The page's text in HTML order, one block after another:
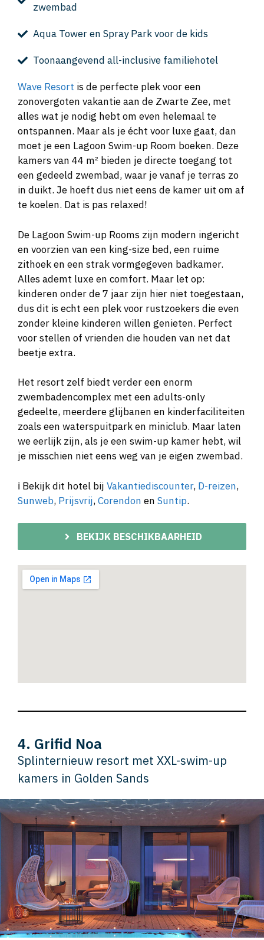
zwembad
Aqua Tower en Spray Park voor de kids
Toonaangevend all-inclusive familiehotel
Wave Resort is de perfecte plek voor een
zonovergoten vakantie aan de Zwarte Zee, met
alles wat je nodig hebt om even helemaal te
ontspannen. Maar als je écht voor luxe gaat, dan
moet je een Lagoon Swim-up Room boeken. Deze
kamers van 44 m² bieden je directe toegang tot
een gedeeld zwembad, waar je vanaf je terras zo
in duikt. Je hoeft dus niet eens de kamer uit om af
te koelen. Dat is pas relaxed!
De Lagoon Swim-up Rooms zijn modern ingericht
en voorzien van een king-size bed, een ruime
zithoek en een strak vormgegeven badkamer.
Alles ademt luxe en comfort. Maar let op:
kinderen onder de 7 jaar zijn hier niet toegestaan,
dus dit is echt een plek voor rustzoekers die even
zonder kleine kinderen willen genieten. Perfect
voor stellen of vrienden die houden van net dat
beetje extra.
Het resort zelf biedt verder een enorm
zwembadencomplex met een adults-only
gedeelte, meerdere glijbanen en kinderfaciliteiten
zoals een waterspuitpark en miniclub. Maar laten
we eerlijk zijn, als je een swim-up kamer hebt, wil
je misschien niet eens weg van je eigen zwembad.
ℹ️ Bekijk dit hotel bij Vakantiediscounter, D-reizen,
Sunweb, Prijsvrij,Corendon en Suntip.
BEKIJK BESCHIKBAARHEID
4. Grifid Noa
Splinternieuw resort met XXL-swim-up
kamers in Golden Sands